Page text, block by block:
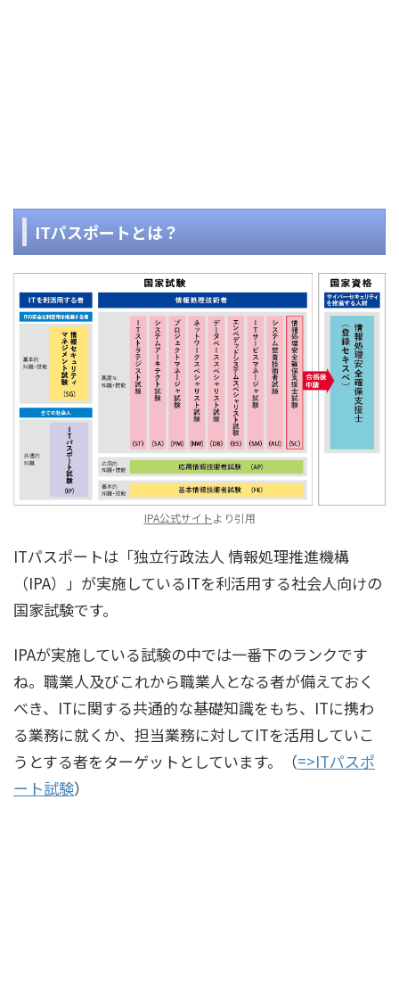
ITパスポートとは？
IPA公式サイトより引用
ITパスポートは「独立行政法人 情報処理推進機構
（IPA）」が実施しているITを利活用する社会人向けの
国家試験です。
IPAが実施している試験の中では一番下のランクです
ね。職業人及びこれから職業人となる者が備えておく
べき、ITに関する共通的な基礎知識をもち、ITに携わ
る業務に就くか、担当業務に対してITを活用していこ
うとする者をターゲットとしています。（=>ITパスポ
ート試験）